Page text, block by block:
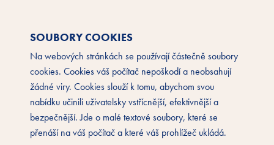
SOUBORY COOKIES
Na webových stránkách se používají částečně soubory
cookies. Cookies váš počítač nepoškodí a neobsahují
žádné viry. Cookies slouží k tomu, abychom svou
nabídku učinili uživatelsky vstřícnější, efektivnější a
bezpečnější. Jde o malé textové soubory, které se
přenáší na váš počítač a které váš prohlížeč ukládá.